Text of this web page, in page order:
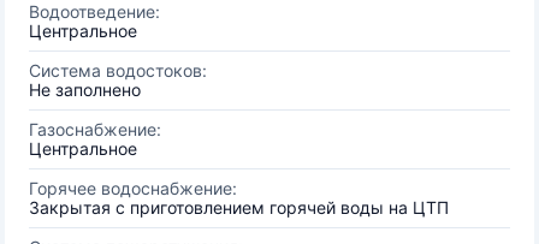
Водоотведение:
Центральное
Система водостоков:
Не заполнено
Газоснабжение:
Центральное
Горячее водоснабжение:
Закрытая с приготовлением горячей воды на ЦТП